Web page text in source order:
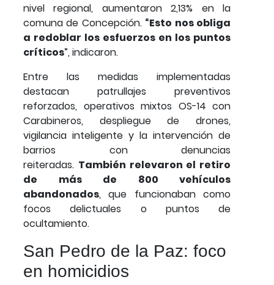
nivel regional, aumentaron 2,13% en la
comuna de Concepción. “Esto nos obliga
a redoblar los esfuerzos en los puntos
críticos”, indicaron.
Entre las medidas implementadas
destacan patrullajes preventivos
reforzados, operativos mixtos OS-14 con
Carabineros, despliegue de drones,
vigilancia inteligente y la intervención de
barrios con denuncias
reiteradas. También relevaron el retiro
de más de 800 vehículos
abandonados, que funcionaban como
focos delictuales o puntos de
ocultamiento.
San Pedro de la Paz: foco
en homicidios